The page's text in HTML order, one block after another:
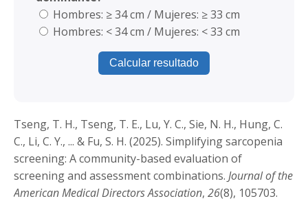
Hombres: ≥ 34 cm / Mujeres: ≥ 33 cm
Hombres: < 34 cm / Mujeres: < 33 cm
Calcular resultado
Tseng, T. H., Tseng, T. E., Lu, Y. C., Sie, N. H., Hung, C.
C., Li, C. Y., ... & Fu, S. H. (2025). Simplifying sarcopenia
screening: A community-based evaluation of
screening and assessment combinations. Journal of the
American Medical Directors Association, 26(8), 105703.